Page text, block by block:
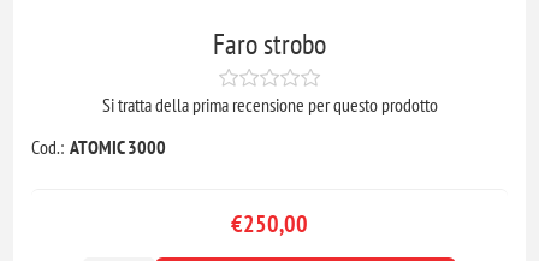
Faro strobo
Si tratta della prima recensione per questo prodotto
Cod.: ATOMIC 3000
€250,00